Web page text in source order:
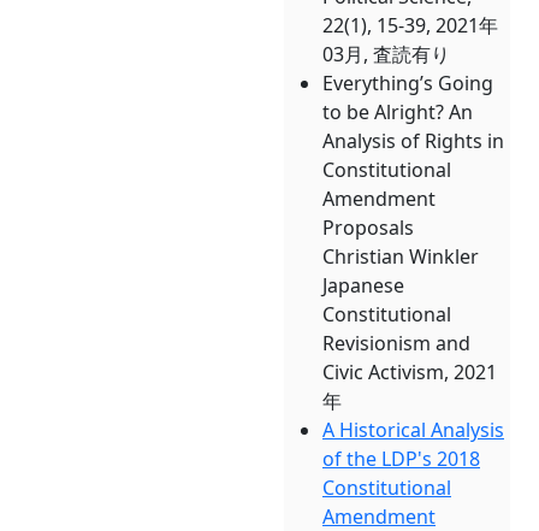
22(1), 15-39, 2021年
03月, 査読有り
Everything’s Going
to be Alright? An
Analysis of Rights in
Constitutional
Amendment
Proposals
Christian Winkler
Japanese
Constitutional
Revisionism and
Civic Activism, 2021
年
A Historical Analysis
of the LDP's 2018
Constitutional
Amendment